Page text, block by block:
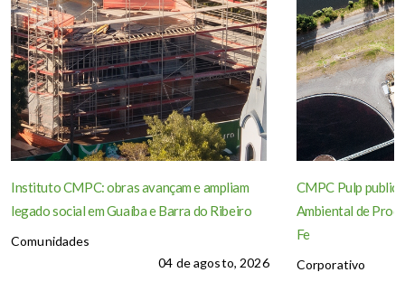
Instituto CMPC: obras avançam e ampliam
legado social em Guaíba e Barra do Ribeiro
Comunidades
04 de agosto, 2026
CMPC Pulp
Ambiental de
Fe
Corporativo